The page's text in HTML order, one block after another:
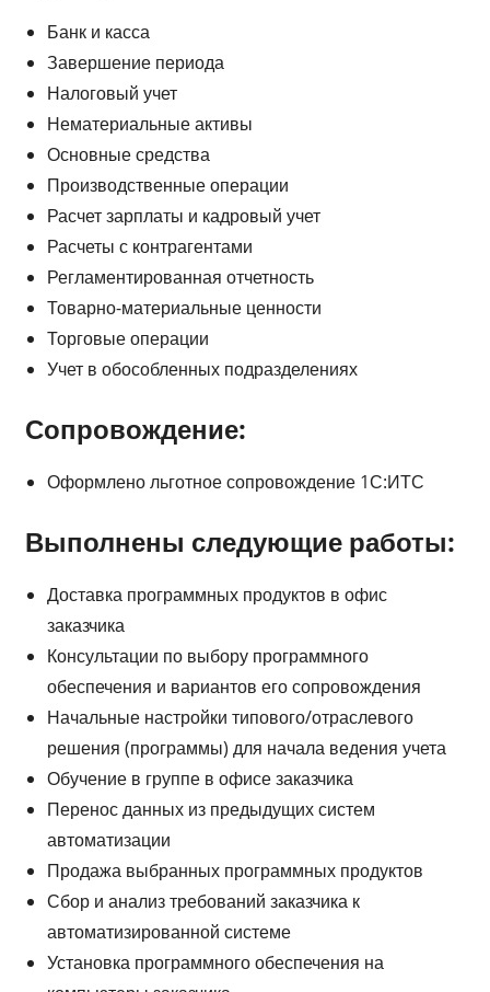
Банк и касса
Завершение периода
Налоговый учет
Нематериальные активы
Основные средства
Производственные операции
Расчет зарплаты и кадровый учет
Расчеты с контрагентами
Регламентированная отчетность
Товарно-материальные ценности
Торговые операции
Учет в обособленных подразделениях
Сопровождение:
Оформлено льготное сопровождение 1С:ИТС
Выполнены следующие работы:
Доставка программных продуктов в офис
заказчика
Консультации по выбору программного
обеспечения и вариантов его сопровождения
Начальные настройки типового/отраслевого
решения (программы) для начала ведения учета
Обучение в группе в офисе заказчика
Перенос данных из предыдущих систем
автоматизации
Продажа выбранных программных продуктов
Сбор и анализ требований заказчика к
автоматизированной системе
Установка программного обеспечения на